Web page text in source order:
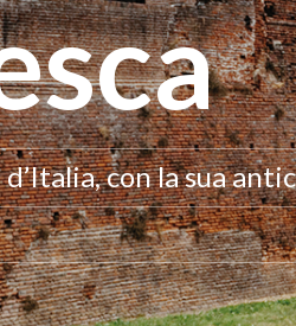
con la sua